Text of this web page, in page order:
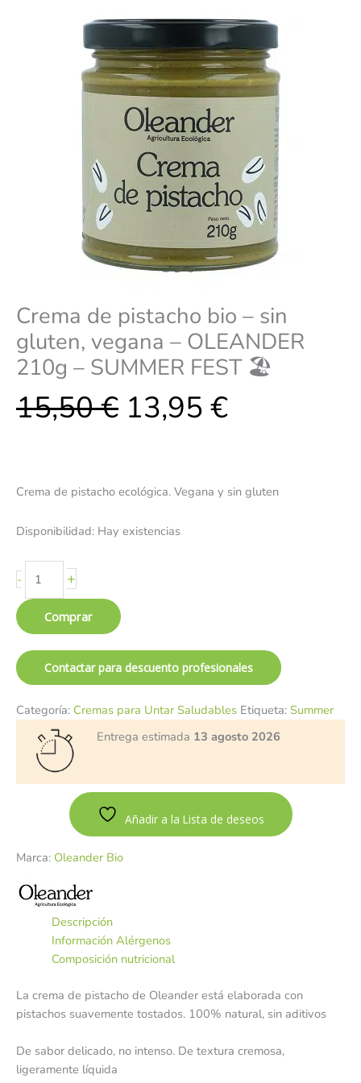
Crema de pistacho bio – sin
gluten, vegana – OLEANDER
210g – SUMMER FEST 🏖️
15,50€
era:
15,50 €.
13,95 €
es:
13,95 €.
Crema de pistacho ecológica. Vegana y sin gluten
Disponibilidad: Hay existencias
-
OLEANDER
+
Comprar
Contactar para descuento profesionales
Categoría: Cremas para Untar Saludables Etiqueta: Summer
Entrega estimada 13 agosto 2026
Añadir a la Lista de deseos
Marca: Oleander Bio
Descripción
Información Alérgenos
Composición nutricional
La crema de pistacho de Oleander está elaborada con
pistachos suavemente tostados. 100% natural, sin aditivos
De sabor delicado, no intenso. De textura cremosa,
ligeramente líquida